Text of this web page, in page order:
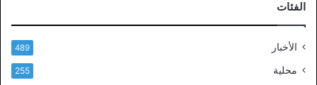
الفئات
الأخبار 489
محلية 255